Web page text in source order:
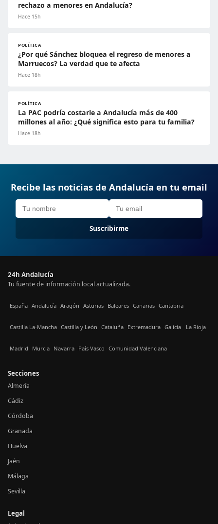
rechazo a menores en Andalucía?
Hace 15h
POLÍTICA
¿Por qué Sánchez bloquea el regreso de menores a
Marruecos? La verdad que te afecta
Hace 18h
POLÍTICA
La PAC podría costarle a Andalucía más de 400
millones al año: ¿Qué significa esto para tu familia?
Hace 18h
Recibe las noticias de Andalucía en tu email
Suscribirme
24h Andalucía
Tu fuente de información local actualizada.
España Andalucía Aragón Asturias Baleares Canarias Cantabria
Castilla La-Mancha Castilla y León Cataluña Extremadura Galicia La Rioja
Madrid Murcia Navarra País Vasco Comunidad Valenciana
Secciones
Almería
Cádiz
Córdoba
Granada
Huelva
Jaén
Málaga
Sevilla
Legal